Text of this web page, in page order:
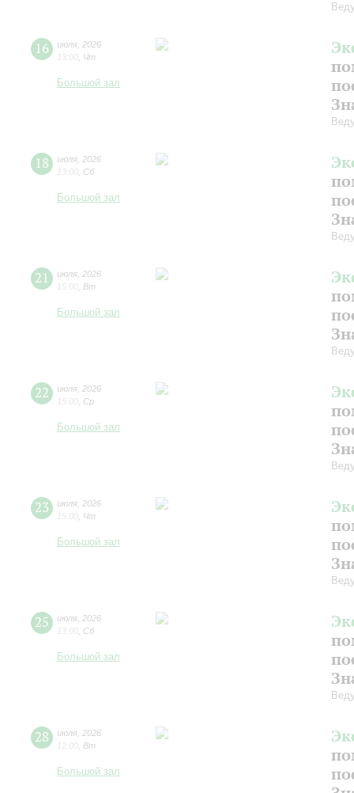
16 июля 2026
13:00 Чт
Большой зал
18 июля 2026
13:00 Сб
Большой зал
21 июля 2026
15:00 Вт
Большой зал
22 июля 2026
15:00 Ср
Большой зал
23 июля 2026
15:00 Чт
Большой зал
25 июля 2026
13:00 Сб
Большой зал
28 июля 2026
12:00 Вт
Большой зал